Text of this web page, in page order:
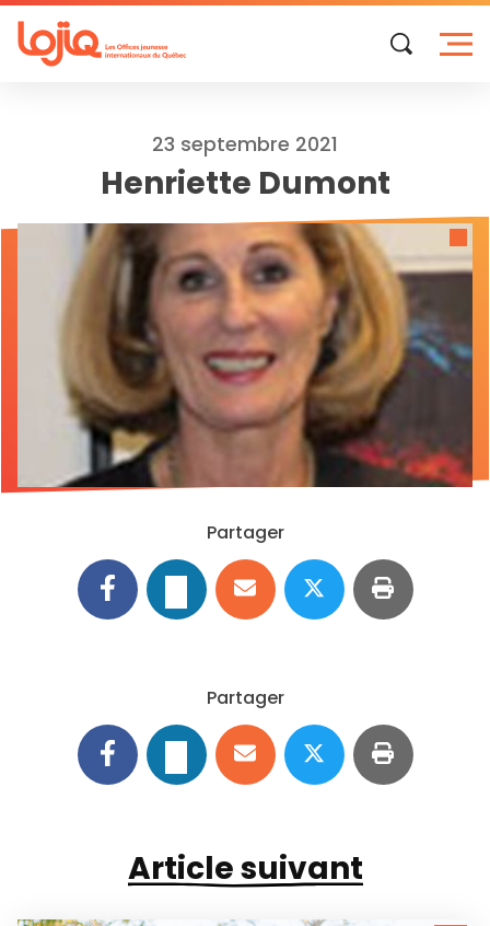
Skip
to
content
23 septembre 2021
Henriette Dumont
Partager
Partager
Article suivant